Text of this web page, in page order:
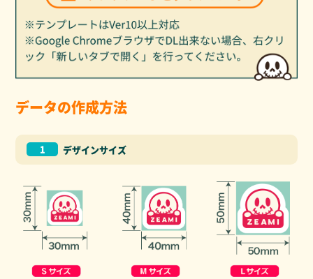
データの作成方法
1 デザインサイズ